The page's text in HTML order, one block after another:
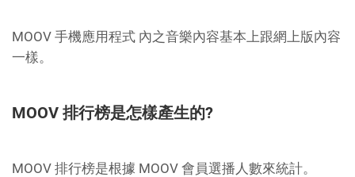
MOOV 手機應用程式 內之音樂內容基本上跟網上版內容
一樣。
MOOV 排行榜是怎樣產生的?
MOOV 排行榜是根據 MOOV 會員選播人數來統計。